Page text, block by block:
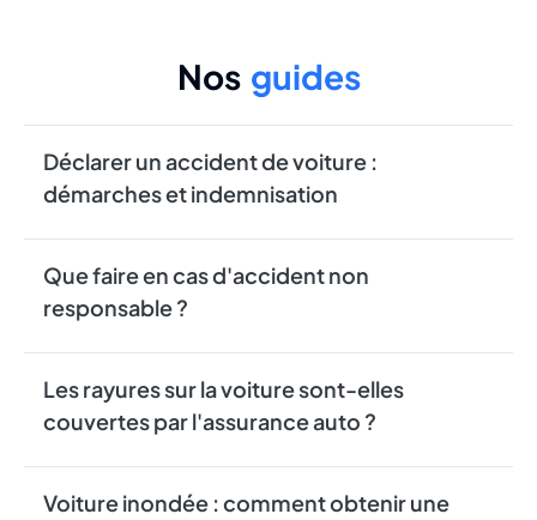
Nos guides
Déclarer un accident de voiture :
démarches et indemnisation
Que faire en cas d'accident non
responsable ?
Les rayures sur la voiture sont-elles
couvertes par l'assurance auto ?
Voiture inondée : comment obtenir une